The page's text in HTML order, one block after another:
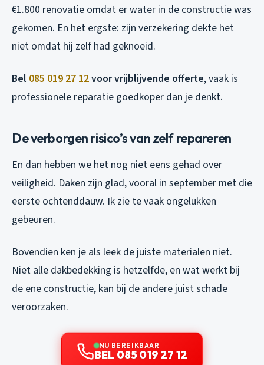
€1.800 renovatie omdat er water in de constructie was
gekomen. En het ergste: zijn verzekering dekte het
niet omdat hij zelf had geknoeid.
Bel 085 019 27 12voor vrijblijvende offerte, vaak is
professionele reparatie goedkoper dan je denkt.
De verborgen risico’s van zelf repareren
En dan hebben we het nog niet eens gehad over
veiligheid. Daken zijn glad, vooral in september met die
eerste ochtenddauw. Ik zie te vaak ongelukken
gebeuren.
Bovendien ken je als leek de juiste materialen niet.
Niet alle dakbedekking is hetzelfde, en wat werkt bij
de ene constructie, kan bij de andere juist schade
veroorzaken.
NU BEREIKBAAR
BEL 085 019 27 12